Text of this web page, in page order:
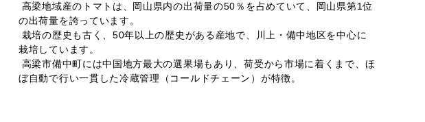
高梁地域産のトマトは、岡山県内の出荷量の50％を占めていて、岡山県第1位
の出荷量を誇っています。
栽培の歴史も古く、50年以上の歴史がある産地で、川上・備中地区を中心に
栽培しています。
高梁市備中町には中国地方最大の選果場もあり、荷受から市場に着くまで、ほ
ぼ自動で行い一貫した冷蔵管理（コールドチェーン）が特徴。